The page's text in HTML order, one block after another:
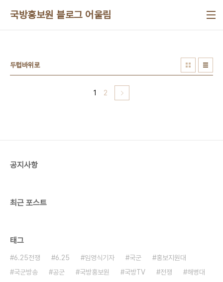
국방홍보원 블로그 어울림
두텁바위로
1 2
공지사항
최근 포스트
태그
6.25전쟁 6.25 임영식기자 국군
홍보지원대
국군방송
공군 국방홍보원 국방TV 전쟁
해병대